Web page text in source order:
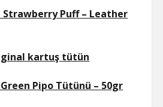
Strawberry Puff – Leather
kartuş tütün
Pipo Tütünü – 50gr